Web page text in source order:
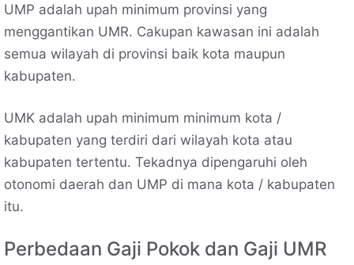
UMP adalah upah minimum provinsi yang
menggantikan UMR. Cakupan kawasan ini adalah
semua wilayah di provinsi baik kota maupun
kabupaten.
UMK adalah upah minimum minimum kota /
kabupaten yang terdiri dari wilayah kota atau
kabupaten tertentu. Tekadnya dipengaruhi oleh
otonomi daerah dan UMP di mana kota / kabupaten
itu.
Perbedaan Gaji Pokok dan Gaji UMR